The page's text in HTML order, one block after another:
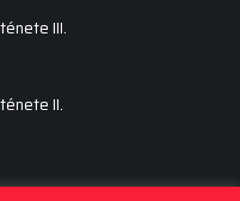
III.
II.